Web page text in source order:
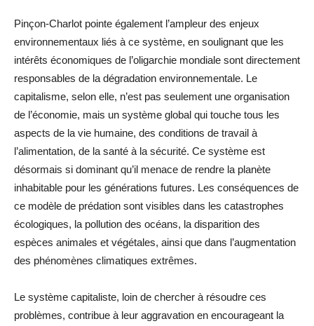
Pinçon-Charlot pointe également l’ampleur des enjeux
environnementaux liés à ce système, en soulignant que les
intérêts économiques de l’oligarchie mondiale sont directement
responsables de la dégradation environnementale. Le
capitalisme, selon elle, n’est pas seulement une organisation
de l’économie, mais un système global qui touche tous les
aspects de la vie humaine, des conditions de travail à
l’alimentation, de la santé à la sécurité. Ce système est
désormais si dominant qu’il menace de rendre la planète
inhabitable pour les générations futures. Les conséquences de
ce modèle de prédation sont visibles dans les catastrophes
écologiques, la pollution des océans, la disparition des
espèces animales et végétales, ainsi que dans l’augmentation
des phénomènes climatiques extrêmes.
Le système capitaliste, loin de chercher à résoudre ces
problèmes, contribue à leur aggravation en encourageant la